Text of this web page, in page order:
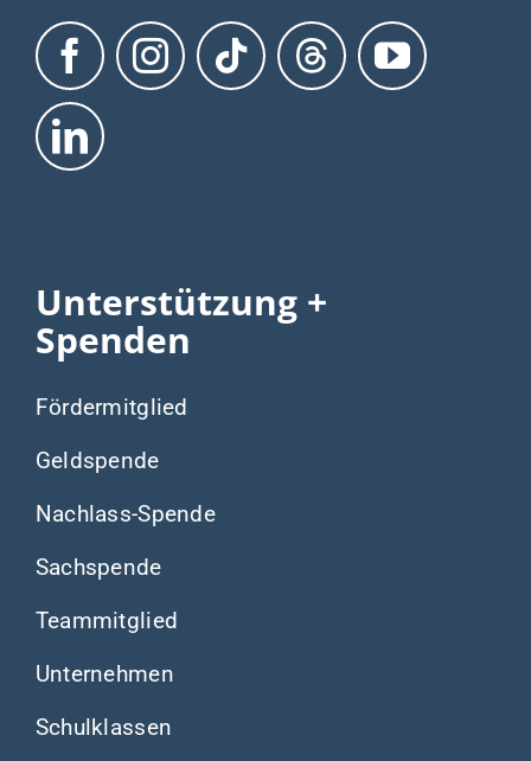
Unterstützung +
Spenden
Fördermitglied
Geldspende
Nachlass-Spende
Sachspende
Teammitglied
Unternehmen
Schulklassen